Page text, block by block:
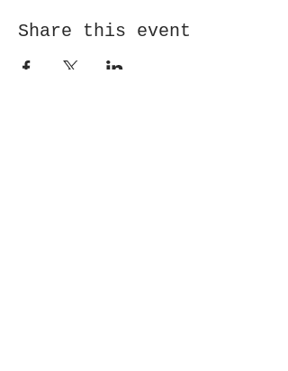
Share this event